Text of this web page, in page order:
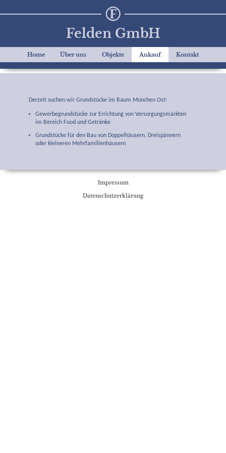
Felden GmbH
Home Über uns Objekte Ankauf Kontakt
Derzeit suchen wir Grundstücke im Raum München Ost:
Gewerbegrundstücke zur Errichtung von Versorgungsmärkten
im Bereich Food und Getränke
Grundstücke für den Bau von Doppelhäusern, Dreispännern
oder kleineren Mehrfamilienhäusern
Impressum
Datenschutzerklärung